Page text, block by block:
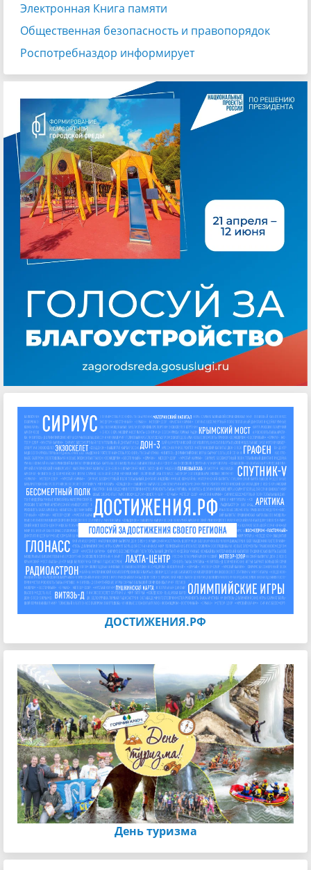
Электронная Книга памяти
Общественная безопасность и правопорядок
Роспотребназдор информирует
ДОСТИЖЕНИЯ.РФ
День туризма